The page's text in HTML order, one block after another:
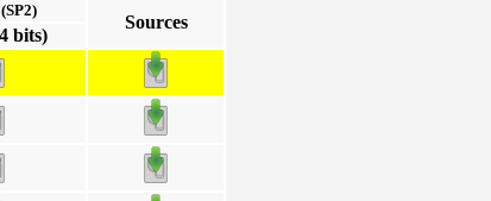
(SP2)
Sources
bits)